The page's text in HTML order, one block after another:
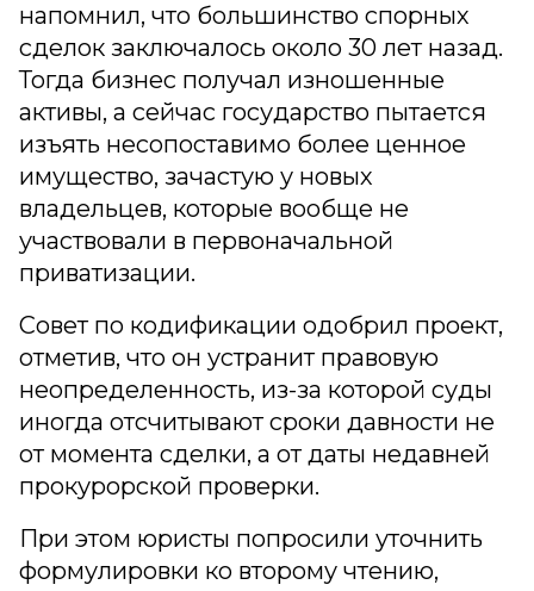
напомнил, что большинство спорных
сделок заключалось около 30 лет назад.
Тогда бизнес получал изношенные
активы, а сейчас государство пытается
изъять несопоставимо более ценное
имущество, зачастую у новых
владельцев, которые вообще не
участвовали в первоначальной
приватизации.
Совет по кодификации одобрил проект,
отметив, что он устранит правовую
неопределенность, из-за которой суды
иногда отсчитывают сроки давности не
от момента сделки, а от даты недавней
прокурорской проверки.
При этом юристы попросили уточнить
формулировки ко второму чтению,